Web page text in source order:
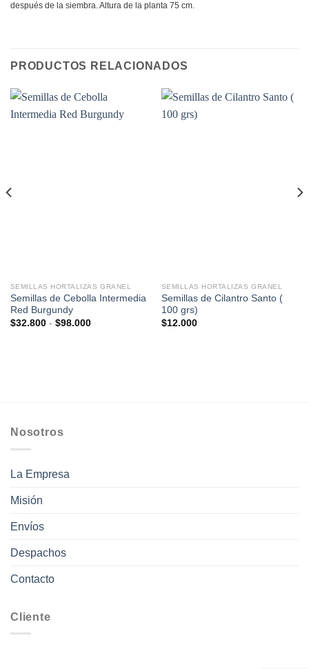
después de la siembra. Altura de la planta 75 cm.
PRODUCTOS RELACIONADOS
SEMILLAS HORTALIZAS GRANEL
Semillas de Cebolla Intermedia
Red Burgundy
$32.800 - $98.000Rango
SEMILLAS HORTALIZAS GRANEL
Semillas de Cilantro Santo (
100 grs)
$12.000
Nosotros
La Empresa
Misión
Envíos
Despachos
Contacto
Cliente